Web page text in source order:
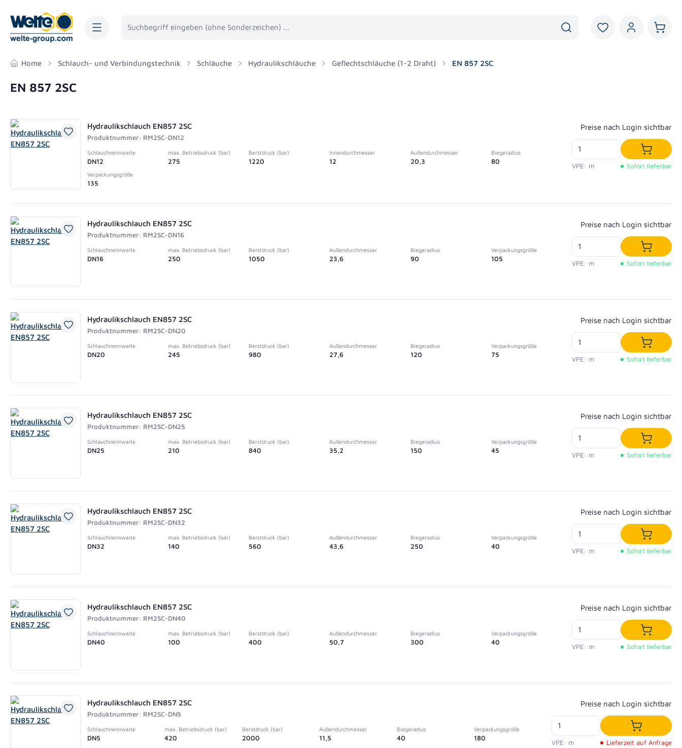
Zur Hauptnavigation springen
Du hast 0 Produkte
Home Schlauch- und Verbindungstechnik Schläuche Hydraulikschläuche Geflechtschläuche (1-2 Draht) EN 857 2SC
EN 857 2SC
Hydraulikschlauch EN857 2SC
Produktnummer: RM2SC-DN12
Schlauchnennweite
DN12
max. Betriebsdruck (bar)
275
Berstdruck (bar)
1220
Innendurchmesser
12
Außendurchmesser
20,3
Biegeradius
80
Verpackungsgröße
135
Regulärer Preis:
Preise nach Login sichtbar
VPE: m
In den
Sofort lieferbar
Hydraulikschlauch EN857 2SC
Produktnummer: RM2SC-DN16
Schlauchnennweite
DN16
max. Betriebsdruck (bar)
250
Berstdruck (bar)
1050
Außendurchmesser
23,6
Biegeradius
90
Verpackungsgröße
105
Regulärer Preis:
Preise nach Login sichtbar
VPE: m
In den
Sofort lieferbar
Hydraulikschlauch EN857 2SC
Produktnummer: RM2SC-DN20
Schlauchnennweite
DN20
max. Betriebsdruck (bar)
245
Berstdruck (bar)
980
Außendurchmesser
27,6
Biegeradius
120
Verpackungsgröße
75
Regulärer Preis:
Preise nach Login sichtbar
VPE: m
In den
Sofort lieferbar
Hydraulikschlauch EN857 2SC
Produktnummer: RM2SC-DN25
Schlauchnennweite
DN25
max. Betriebsdruck (bar)
210
Berstdruck (bar)
840
Außendurchmesser
35,2
Biegeradius
150
Verpackungsgröße
45
Regulärer Preis:
Preise nach Login sichtbar
VPE: m
In den
Sofort lieferbar
Hydraulikschlauch EN857 2SC
Produktnummer: RM2SC-DN32
Schlauchnennweite
DN32
max. Betriebsdruck (bar)
140
Berstdruck (bar)
560
Außendurchmesser
43,6
Biegeradius
250
Verpackungsgröße
40
Regulärer Preis:
Preise nach Login sichtbar
VPE: m
In den
Sofort lieferbar
Hydraulikschlauch EN857 2SC
Produktnummer: RM2SC-DN40
Schlauchnennweite
DN40
max. Betriebsdruck (bar)
100
Berstdruck (bar)
400
Außendurchmesser
50,7
Biegeradius
300
Verpackungsgröße
40
Regulärer Preis:
Preise nach Login sichtbar
VPE: m
In den
Sofort lieferbar
Hydraulikschlauch EN857 2SC
Produktnummer: RM2SC-DN5
Schlauchnennweite
DN5
max. Betriebsdruck (bar)
420
Berstdruck (bar)
2000
Außendurchmesser
11,5
Biegeradius
40
Verpackungsgröße
180
Regulärer Preis:
Preise nach Login sichtbar
VPE: m
In den
Lieferzeit auf Anfrage